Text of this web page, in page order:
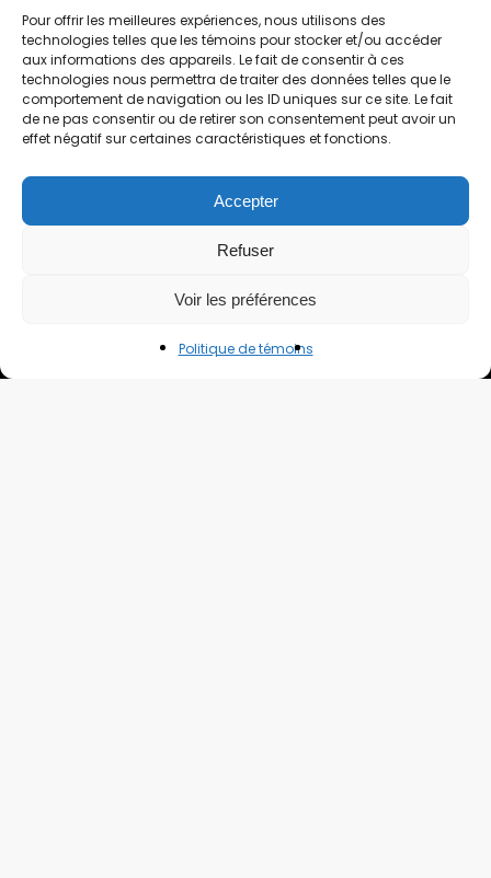
Pour offrir les meilleures expériences, nous utilisons des
technologies telles que les témoins pour stocker et/ou accéder
aux informations des appareils. Le fait de consentir à ces
technologies nous permettra de traiter des données telles que le
comportement de navigation ou les ID uniques sur ce site. Le fait
de ne pas consentir ou de retirer son consentement peut avoir un
effet négatif sur certaines caractéristiques et fonctions.
Accepter
Refuser
Voir les préférences
Politique de témoins
ACTUALITÉS & CONSEILS
ENTRETIEN MÉNAGER DES ENTREPÔTS INDUSTRIELS
À QUÉBEC : UN FACTEUR ESSENTIEL DE SÉCURITÉ ET
DE PERFORMANCE
CONTRÔLE QUALITÉ EN ENTRETIEN MÉNAGER
POURQUOI L’ENTRETIEN MÉNAGER DES BUREAUX
INFLUENCE DIRECTEMENT LA PRODUCTIVITÉ DES
ENTRETIEN MÉNAGER DES CONCESSIONNAIRES
AUTOMOBILES À QUÉBEC : L’IMPORTANCE D’UNE
ENTRETIEN MÉNAGER EN MILIEU MÉDICAL À QUÉBEC